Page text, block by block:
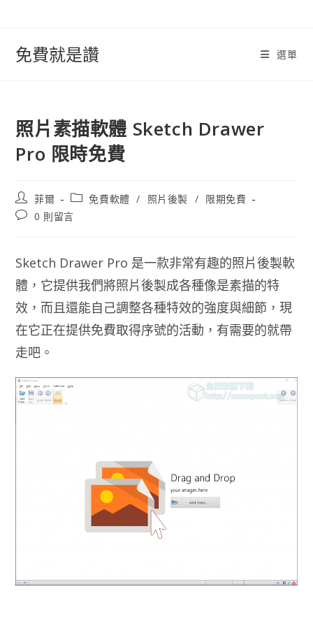
免費就是讚 選單
照片素描軟體 Sketch Drawer
Pro 限時免費
文
章
作
菲爾
文
章
類
免費軟體 / 照片後製 / 限期免費
文
論：
0 則留言
Sketch Drawer Pro 是一款非常有趣的照片後製軟
體，它提供我們將照片後製成各種像是素描的特
效，而且還能自己調整各種特效的強度與細節，現
在它正在提供免費取得序號的活動，有需要的就帶
走吧。